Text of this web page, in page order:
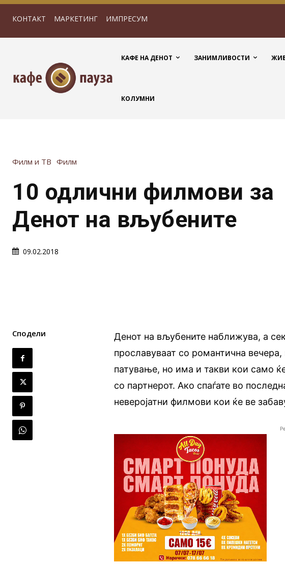
КОНТАКТ МАРКЕТИНГ ИМПРЕСУМ
КАФЕ НА ДЕНОТ ЗАНИМЛИВОСТИ
КОЛУМНИ
Филм и ТВ Филм
10 одлични филмови за
Денот на вљубените
09.02.2018
Сподели
Денот на вљубените наближува, а
прославуваат со романтична
патување, но има и такви кои само
со партнерот. Ако спаѓате во
неверојатни филмови кои ќе ве